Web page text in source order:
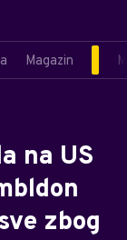
Magazin
na US
zbog